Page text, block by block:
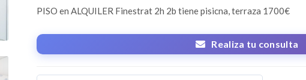
PISO en ALQUILER Finestrat 2h 2b tiene pisicna, terraza 1700€
Realiza tu consulta